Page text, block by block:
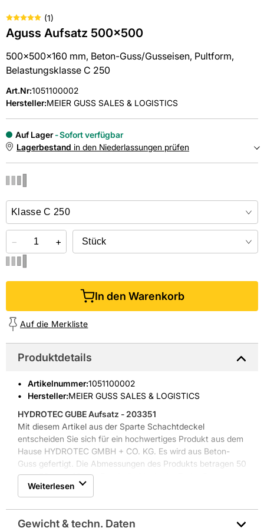
(1)
Aguss Aufsatz 500x500
500x500x160 mm, Beton-Guss/Gusseisen, Pultform,
Belastungsklasse C 250
Art.Nr:1051100002
Hersteller:MEIER GUSS SALES & LOGISTICS
Auf Lager
Sofort verfügbar
Lagerbestand in den Niederlassungen prüfen
Online kaufen &
− +
In den Warenkorb
Auf die Merkliste
Produktdetails
Artikelnummer:1051100002
Hersteller:MEIER GUSS SALES & LOGISTICS
HYDROTEC GUBE Aufsatz - 203351
Mit diesem Artikel aus der Sparte Schachtdeckel
entscheiden Sie sich für ein hochwertiges Produkt aus dem
Hause HYDROTEC GMBH + CO. KG. Es wird aus Beton-
Guss gefertigt. Die Abmessungen des Produkts betragen 50
cm x 50 cm x 16 cm. Der Artikel ist in der Farbe Grau
gehalten.
Weitere Produkteigenschaften: Gewicht: 90 kg,
Einlaufquerschnitt: 1300 cm²
Weiterlesen
Gewicht & techn. Daten